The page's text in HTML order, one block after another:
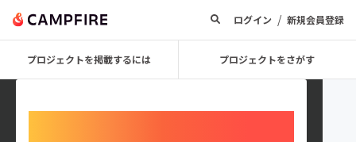
ログイン / 新規会員登録
プロジェクトを掲載するには プロジェクトをさがす